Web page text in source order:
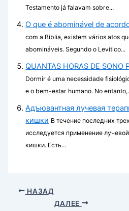
Testamento já falavam sobre...
O que é abominável de
com a Bíblia, existem vários atos
abomináveis. Segundo o Levítico...
QUANTAS HORAS DE SONO
Dormir é uma necessidade
e o bem-estar humano. No
Адъювантная лучевая
кишки В течение последних
исследуется применение
кишки. Есть...
НАЗАД
ДАЛЕЕ